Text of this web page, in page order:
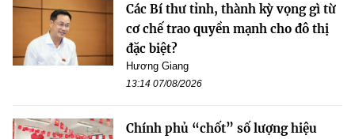
Các Bí thư tỉnh, thành kỳ vọng gì từ
cơ chế trao quyền mạnh cho đô thị
đặc biệt?
Hương Giang
13:14 07/08/2026
Chính phủ “chốt” số lượng hiệu